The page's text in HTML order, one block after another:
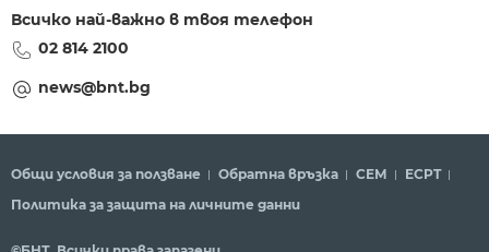
Всичко най-важно в твоя телефон
02 814 2100
news@bnt.bg
Общи условия за ползване Обратна връзка СЕМ
ECPT
Политика за защита на личните данни